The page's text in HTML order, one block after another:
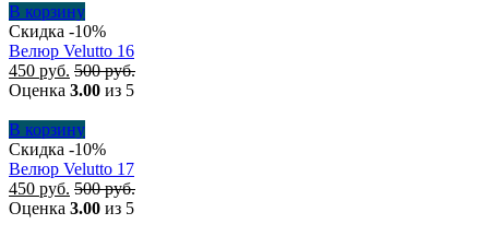
В корзину
Скидка -10%
Велюр Velutto 16
450 руб. 500руб.
Оценка 3.00 из 5
В корзину
Скидка -10%
Велюр Velutto 17
450 руб. 500руб.
Оценка 3.00 из 5